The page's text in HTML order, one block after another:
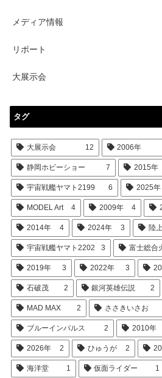
メディア情報
リポート
大展示会
タグ
大展示会 12 2006年
静岡ホビーショー 7 2015年
宇宙戦艦ヤマト2199 6 2025年
MODEL Art 4 2009年 4
2014年 4 2024年 3 陸
宇宙戦艦ヤマト2202 3 富士総合
2019年 3 2022年 3
石破茂 2 銀河英雄伝説 2
MAD MAX 2 ささきいさお
ブルーインパルス 2 2010年
2026年 2 ひゅうが 2
海洋堂 1 仮面ライダー 1